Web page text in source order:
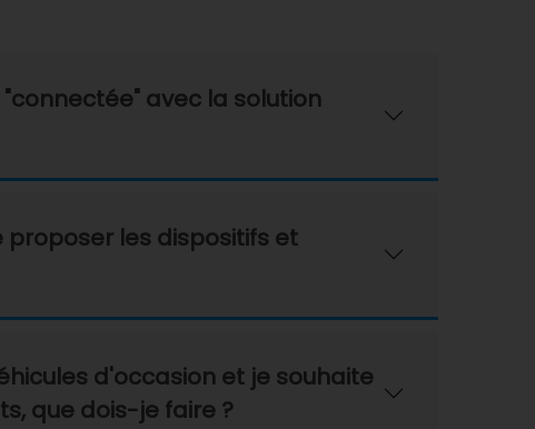
avec la solution
les dispositifs et
d'occasion et je souhaite
que dois-je faire ?